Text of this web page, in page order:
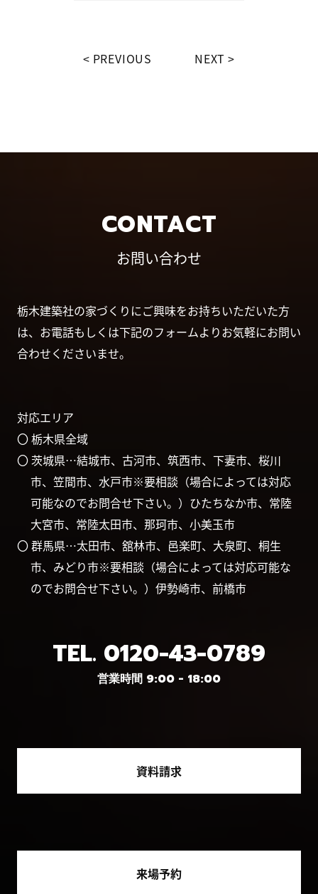
PREVIOUS NEXT
CONTACT
お問い合わせ
栃木建築社の家づくりにご興味をお持ちいただいた方
は、お電話もしくは下記のフォームよりお気軽にお問い
合わせくださいませ。
対応エリア
〇 栃木県全域
〇 茨城県…結城市、古河市、筑西市、下妻市、桜川
市、笠間市、水戸市※要相談（場合によっては対応
可能なのでお問合せ下さい。）ひたちなか市、常陸
大宮市、常陸太田市、那珂市、小美玉市
〇 群馬県…太田市、舘林市、邑楽町、大泉町、桐生
市、みどり市※要相談（場合によっては対応可能な
のでお問合せ下さい。）伊勢崎市、前橋市
TEL. 0120-43-0789
営業時間 9:00 - 18:00
資料請求
来場予約